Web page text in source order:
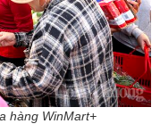
hàng WinMart+